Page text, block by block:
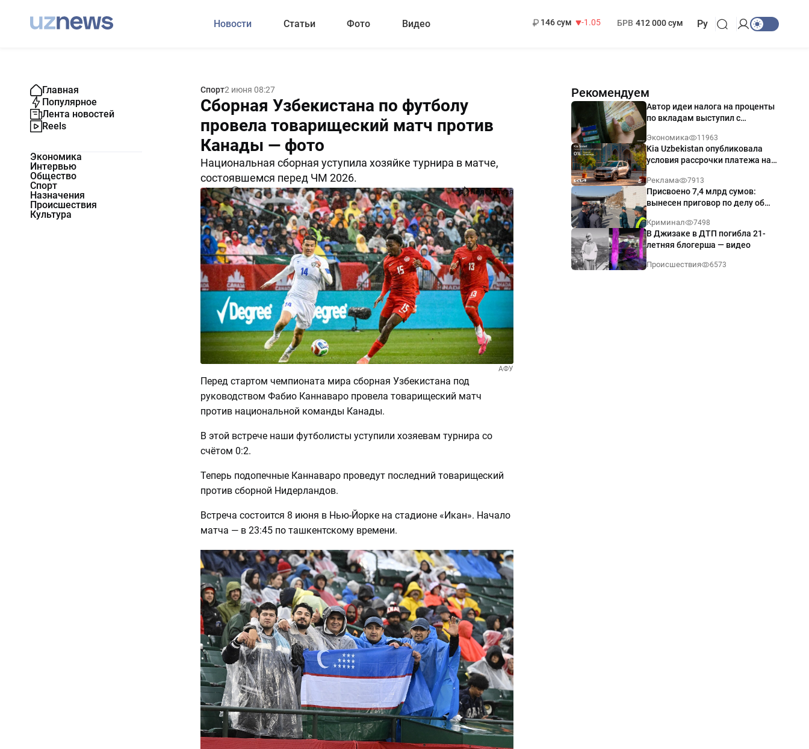
Новости Статьи Фото Видео
146 сум
-1.05
БРВ 412 000 сум Ру
Главная
Популярное
Лента новостей
Reels
Экономика
Интервью
Общество
Спорт
Назначения
Происшествия
Культура
Спорт2 июня 08:27
Сборная Узбекистана по футболу
провела товарищеский матч против
Канады — фото
Национальная сборная уступила хозяйке турнира в матче,
состоявшемся перед ЧМ 2026.
7757 2 Поделиться
АФУ
Перед стартом чемпионата мира сборная Узбекистана под
руководством Фабио Каннаваро провела товарищеский матч
против национальной команды Канады.
В этой встрече наши футболисты уступили хозяевам турнира со
счётом 0:2.
Теперь подопечные Каннаваро проведут последний товарищеский
против сборной Нидерландов.
Встреча состоится 8 июня в Нью-Йорке на стадионе «Икан». Начало
матча — в 23:45 по ташкентскому времени.
Рекомендуем
Автор идеи налога на проценты
по вкладам выступил с
Экономика 11963
Kia Uzbekistan опубликовала
условия рассрочки платежа на
годовых
Реклама 7913
Присвоено 7,4 млрд сумов:
вынесен приговор по делу об
Ташкенте
Криминал 7498
В Джизаке в ДТП погибла 21-
летняя блогерша — видео
Происшествия 6573